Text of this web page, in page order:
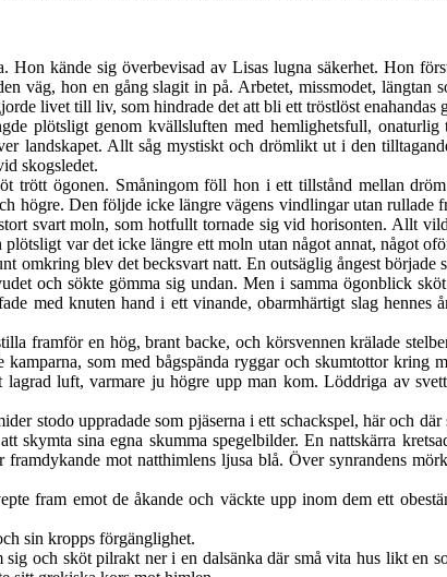
kände sig överbevisad av Lisas lugna säkerhet. Hon
väg, hon en gång slagit in på. Arbetet, missmodet, längtan
livet till liv, som hindrade det att bli ett tröstlöst enahandas
plötsligt genom kvällsluften med hemlighetsfull,
landskapet. Allt såg mystiskt och drömlikt ut i den
skogsledet.
trött ögonen. Småningom föll hon i ett tillstånd mellan
högre. Den följde icke längre vägens vindlingar utan rullade
svart moln, som hotfullt tornade sig vid horisonten. Allt
var det icke längre ett moln utan något annat, något
omkring blev det becksvart natt. En outsäglig ångest började
och sökte gömma sig undan. Men i samma ögonblick
med knuten handi ett vinande, obarmhärtigt slag hennes
framför en hög, brant backe, och körsvennen krälade
som med bågspända ryggar och skumtottor kring
luft, varmare ju högre upp man kom. Löddriga av
stodo uppradade som pjäserna i ett schackspel, här och där
skymta sina egna skumma spegelbilder. En nattskärra
mot natthimlens ljusa blå. Över synrandens
fram emot de åkande och väckte upp inom dem ett
sin kropps förgänglighet.
sig och sköt pilrakt ner i en dalsänka där små vita hus likt en